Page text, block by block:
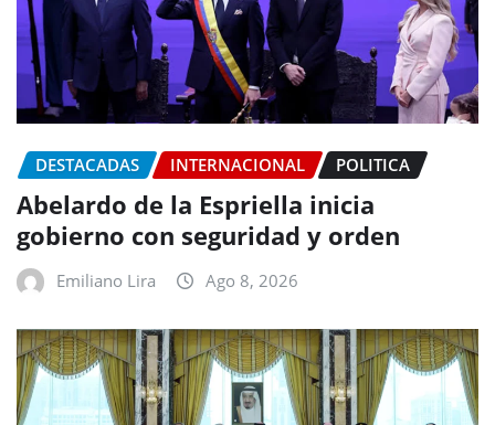
DESTACADAS INTERNACIONAL POLITICA
Abelardo de la Espriella inicia
gobierno con seguridad y orden
Emiliano Lira Ago 8, 2026